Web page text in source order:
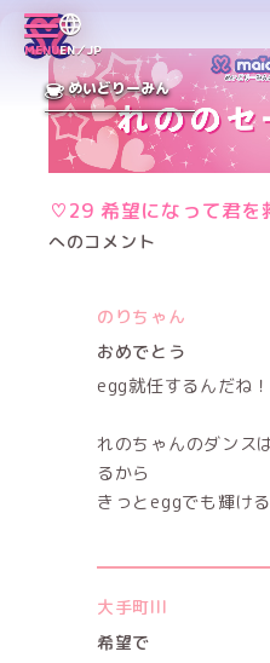
MENUEN／JP
めいどりーみん
♡29 希望になって君
へのコメント
のりちゃん
おめでとう
egg就任するんだね！
れのちゃんのダンス
るから
きっとeggでも輝け
大手町III
希望で